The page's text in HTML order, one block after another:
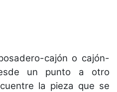
cajón o cajón-
un punto a otro
la pieza que se